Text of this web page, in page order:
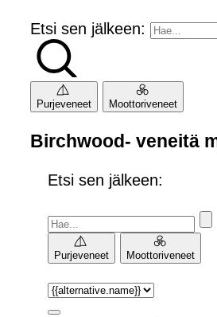
Etsi sen jälkeen:
Purjeveneet Moottoriveneet
Birchwood- veneitä
Etsi sen jälkeen:
Purjeveneet Moottoriveneet